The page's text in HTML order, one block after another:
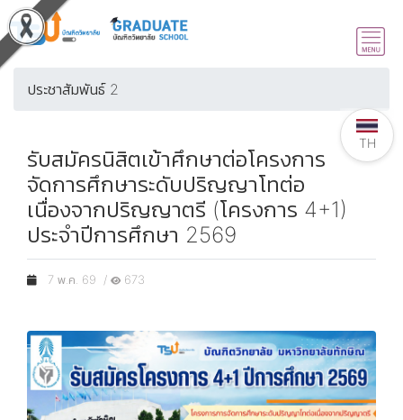
ประชาสัมพันธ์ 2
รับสมัครนิสิตเข้าศึกษาต่อโครงการ
จัดการศึกษาระดับปริญญาโทต่อ
เนื่องจากปริญญาตรี (โครงการ 4+1)
ประจำปีการศึกษา 2569
7 พ.ค. 69 / 673
TH